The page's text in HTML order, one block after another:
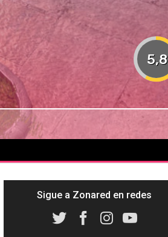
5,8
Sigue a Zonared en redes